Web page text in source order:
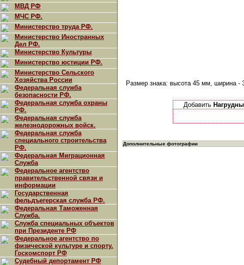
МВД РФ
МЧС РФ.
Министерство труда РФ.
Министерство Иностранных
Дел РФ.
Министерство Культуры
Министерство юстиции РФ.
Министерство Сельского
Хозяйства России
Федеральная служба
безопасности РФ.
Федеральная служба охраны
РФ.
Федеральная служба
железнодорожных войск.
Федеральная служба
специального строительства
РФ.
Федеральная Миграционная
Служба
Федеральное агентство
правительственной связи и
информации
Государственная
фельдъегерская служба РФ.
Федеральная Таможенная
Служба.
Служба специальных объектов
при Президенте РФ
Федеральное агентство по
физической культуре и спорту.
Госкомспорт РФ
Судебный депортамент РФ
Размер знака: высота 45 мм, ширина -
Добавить
Дополнительные фотографии